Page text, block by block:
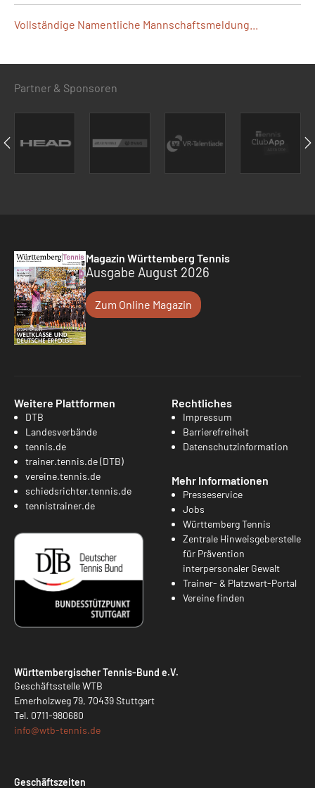
Vollständige Namentliche Mannschaftsmeldung...
Partner & Sponsoren
Magazin Württemberg Tennis
Ausgabe August 2026
Zum Online Magazin
Weitere Plattformen
DTB
Landesverbände
tennis.de
trainer.tennis.de (DTB)
vereine.tennis.de
schiedsrichter.tennis.de
tennistrainer.de
Rechtliches
Impressum
Barrierefreiheit
Datenschutzinformation
Mehr Informationen
Presseservice
Jobs
Württemberg Tennis
Zentrale Hinweisgeberstelle
für Prävention
interpersonaler Gewalt
Trainer- & Platzwart-Portal
Vereine finden
Württembergischer Tennis-Bund e.V.
Geschäftsstelle WTB
Emerholzweg 79, 70439 Stuttgart
Tel. 0711-980680
info@wtb-tennis.de
Geschäftszeiten